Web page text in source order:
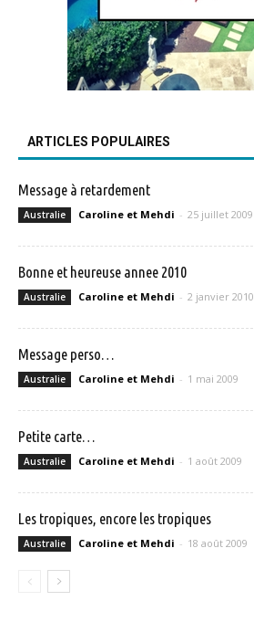
ARTICLES POPULAIRES
Message à retardement
Australie Caroline et Mehdi - 25 juillet 2009
Bonne et heureuse annee 2010
Australie Caroline et Mehdi - 2 janvier 2010
Message perso…
Australie Caroline et Mehdi - 1 mai 2009
Petite carte…
Australie Caroline et Mehdi - 1 août 2009
Les tropiques, encore les tropiques
Australie Caroline et Mehdi - 18 août 2009